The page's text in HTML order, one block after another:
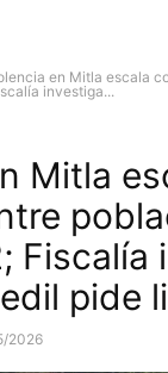
en Mitla escala
investiga...
Mitla
Fiscalía
pide
2026